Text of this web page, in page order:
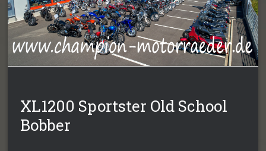
XL1200 Sportster Old School
Bobber